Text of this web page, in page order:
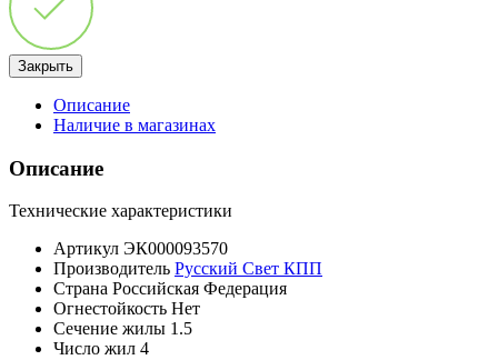
Закрыть
Описание
Наличие в магазинах
Описание
Технические характеристики
Артикул ЭК000093570
Производитель Русский Свет КПП
Страна Российская Федерация
Огнестойкость Нет
Сечение жилы 1.5
Число жил 4